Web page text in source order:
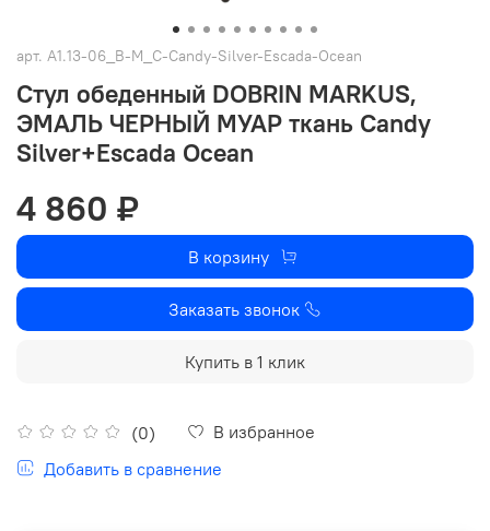
арт. A1.13-06_B-M_C-Candy-Silver-Escada-Ocean
Стул обеденный DOBRIN MARKUS,
ЭМАЛЬ ЧЕРНЫЙ МУАР ткань Candy
Silver+Escada Ocean
(0)
В избранное
Добавить в сравнение
4 860 ₽
В корзину
Заказать звонок
Купить в 1 клик